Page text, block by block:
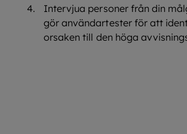
Intervjua personer från din
gör användartester för att
orsaken till den höga